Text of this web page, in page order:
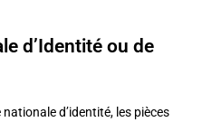
d’Identité ou de
d’identité, les pièces